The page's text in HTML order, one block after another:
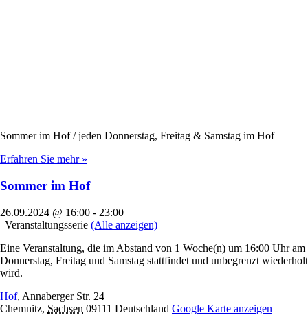
Sommer im Hof / jeden Donnerstag, Freitag & Samstag im Hof
Erfahren Sie mehr »
Sommer im Hof
26.09.2024 @ 16:00 - 23:00
| Veranstaltungsserie (Alle anzeigen)
Eine Veranstaltung, die im Abstand von 1 Woche(n) um 16:00 Uhr am
Donnerstag, Freitag und Samstag stattfindet und unbegrenzt wiederholt
wird.
Hof, Annaberger Str. 24
Chemnitz, Sachsen 09111 Deutschland Google Karte anzeigen